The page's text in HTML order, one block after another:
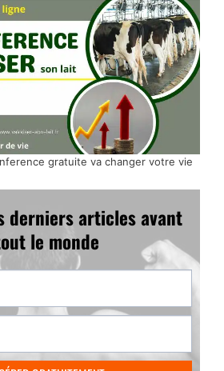
gratuite va changer votre vie